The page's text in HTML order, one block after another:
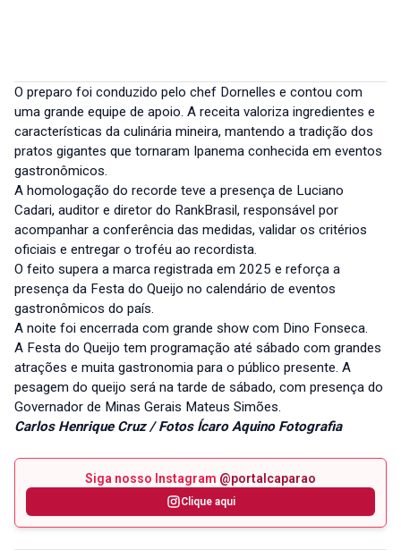
O preparo foi conduzido pelo chef Dornelles e contou com
uma grande equipe de apoio. A receita valoriza ingredientes e
características da culinária mineira, mantendo a tradição dos
pratos gigantes que tornaram Ipanema conhecida em eventos
gastronômicos.
A homologação do recorde teve a presença de Luciano
Cadari, auditor e diretor do RankBrasil, responsável por
acompanhar a conferência das medidas, validar os critérios
oficiais e entregar o troféu ao recordista.
O feito supera a marca registrada em 2025 e reforça a
presença da Festa do Queijo no calendário de eventos
gastronômicos do país.
A noite foi encerrada com grande show com Dino Fonseca.
A Festa do Queijo tem programação até sábado com grandes
atrações e muita gastronomia para o público presente. A
pesagem do queijo será na tarde de sábado, com presença do
Governador de Minas Gerais Mateus Simões.
Carlos Henrique Cruz / Fotos Ícaro Aquino Fotografia
Siga nosso Instagram @portalcaparao
Clique aqui